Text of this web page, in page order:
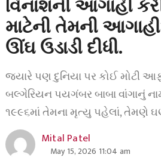
વિનાશની આગાહી
માટેની તેમની
ઊંઘ ઉડાડી દીધી.
જ્યારે પણ દુનિયા પર કોઈ મોટી
બલ્ગેરિયન પયગંબર બાબા વાંગાનું
૧૯૯૬માં તેમના મૃત્યુ પહેલાં, તેમણે
Mital Patel
May 15, 2026 11:04 am